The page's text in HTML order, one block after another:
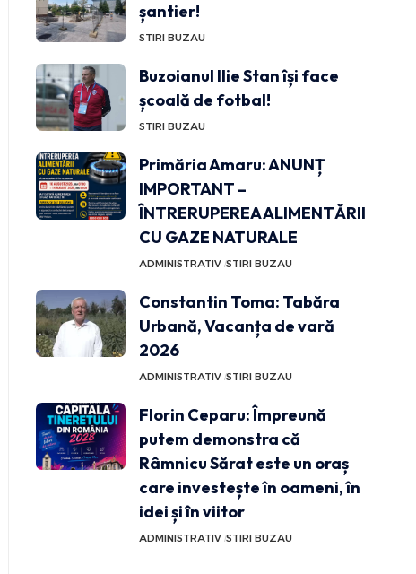
șantier!
STIRI BUZAU
Buzoianul Ilie Stan își face
școală de fotbal!
STIRI BUZAU
Primăria Amaru: ANUNȚ
IMPORTANT –
ÎNTRERUPEREA ALIMENTĂRII
CU GAZE NATURALE
ADMINISTRATIV STIRI BUZAU
Constantin Toma: Tabăra
Urbană, Vacanța de vară
2026
ADMINISTRATIV STIRI BUZAU
Florin Ceparu: Împreună
putem demonstra că
Râmnicu Sărat este un oraș
care investește în oameni, în
idei și în viitor
ADMINISTRATIV STIRI BUZAU